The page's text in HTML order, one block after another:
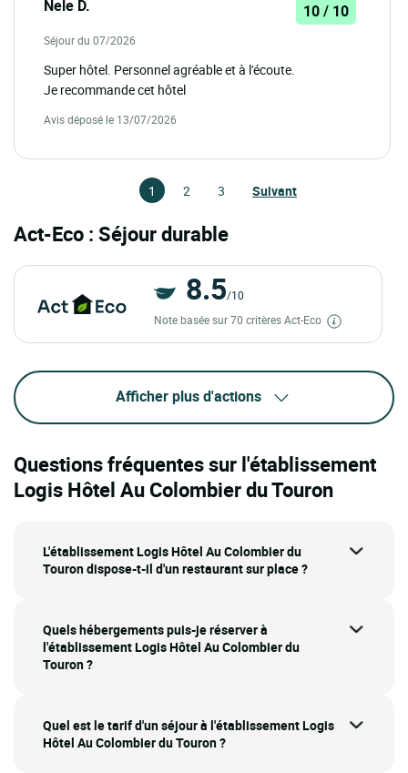
Nele D. 10 / 10
Séjour du 07/2026
Super hôtel. Personnel agréable et à l'écoute.
Je recommande cet hôtel
Avis déposé le 13/07/2026
1 2 3 Suivant
Act-Eco : Séjour durable
8.5/10
Note basée sur 70 critères Act-Eco
Afficher plus d'actions
Questions fréquentes sur l'établissement
Logis Hôtel Au Colombier du Touron
L'établissement Logis Hôtel Au Colombier du
Touron dispose-t-il d'un restaurant sur place ?
Quels hébergements puis-je réserver à
l'établissement Logis Hôtel Au Colombier du
Touron ?
Quel est le tarif d'un séjour à l'établissement Logis
Hôtel Au Colombier du Touron ?